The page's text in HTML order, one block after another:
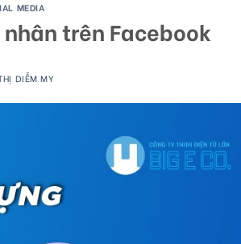
MEDIA
trên Facebook
DIỄM MY